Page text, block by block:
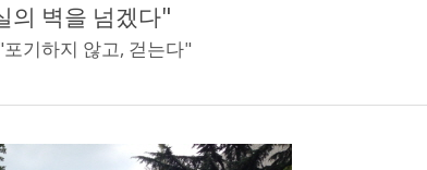
의 벽을 넘겠다"
기하지 않고, 걷는다"